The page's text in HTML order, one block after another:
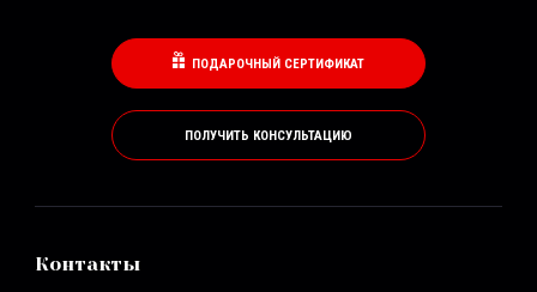
ПОДАРОЧНЫЙ СЕРТИФИКАТ
ПОЛУЧИТЬ КОНСУЛЬТАЦИЮ
Контакты